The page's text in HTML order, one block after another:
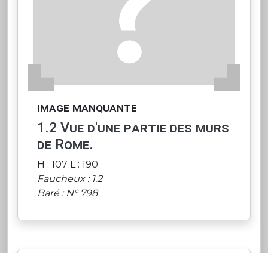
image manquante
1.2 Vue d'une partie des murs
de Rome.
H : 107 L : 190
Faucheux : 1.2
Baré : N° 798